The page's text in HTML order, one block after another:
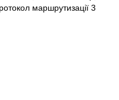
маршрутизації 3